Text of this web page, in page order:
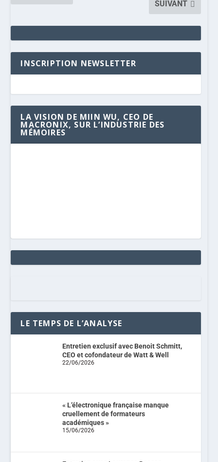
SUIVANT
INSCRIPTION NEWSLETTER
LA VISION DE MIIN WU, CEO DE
MACRONIX, SUR L’INDUSTRIE DES
MÉMOIRES
LE TEMPS DE L’ANALYSE
Entretien exclusif avec Benoit Schmitt,
CEO et cofondateur de Watt & Well
22/06/2026
« L’électronique française manque
cruellement de formateurs
académiques »
15/06/2026